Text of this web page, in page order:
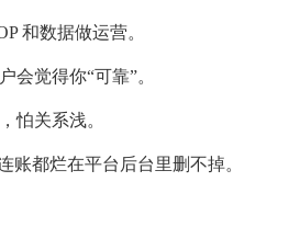
和数据做运营。
觉得你“可靠”。
怕关系浅。
账都烂在平台后台里删不掉。